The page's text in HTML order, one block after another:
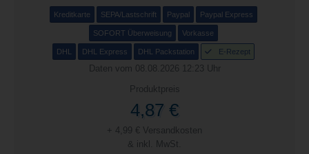
Kreditkarte SEPA/Lastschrift Paypal Paypal Express
SOFORT Überweisung Vorkasse
DHL DHL Express DHL Packstation E-Rezept
Daten vom 08.08.2026 12:23 Uhr
Produktpreis
4,87 €
+ 4,99 € Versandkosten
& inkl. MwSt.